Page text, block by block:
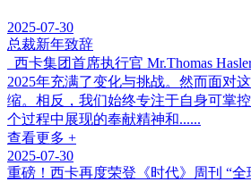
2025-07-30
总裁新年致辞
西卡集团首席执行官 Mr.Thomas
2025年充满了变化与挑战。然而面对
缩。相反，我们始终专注于自身可掌
个过程中展现的奉献精神和......
查看更多 +
2025-07-30
重磅！西卡再度荣登《时代》周刊 “